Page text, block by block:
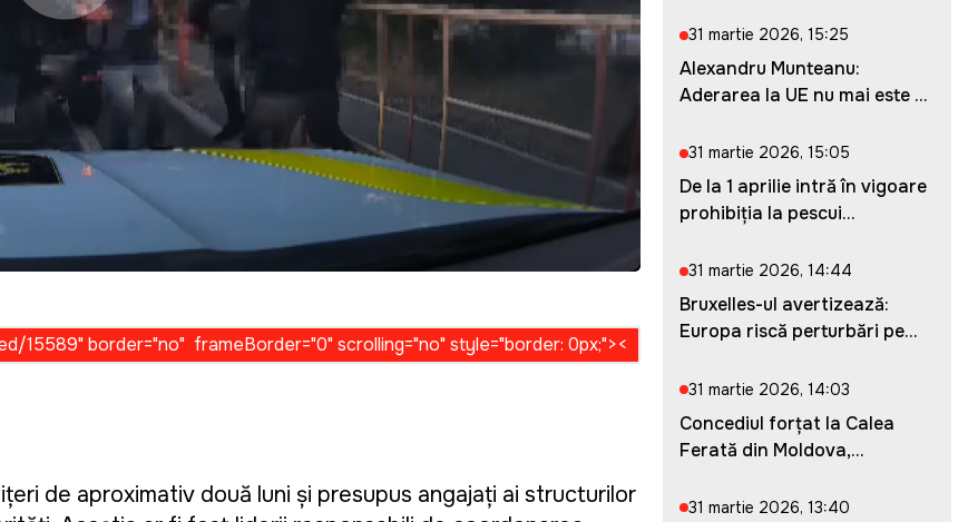
de aproximativ două luni și presupus angajați ai structurilor
31 martie 2026, 15:25
Alexandru Munteanu:
Aderarea la UE nu mai este o
31 martie 2026, 15:05
De la 1 aprilie intră în vigoare
prohibiția la pescui...
31 martie 2026, 14:44
Bruxelles-ul avertizează:
Europa riscă perturbări pe...
31 martie 2026, 14:03
Concediul forțat la Calea
Ferată din Moldova,
31 martie 2026, 13:40